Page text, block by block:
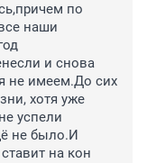
по
наши
и снова
не имеем.До сих
хотя уже
успели
не было.И
на кон